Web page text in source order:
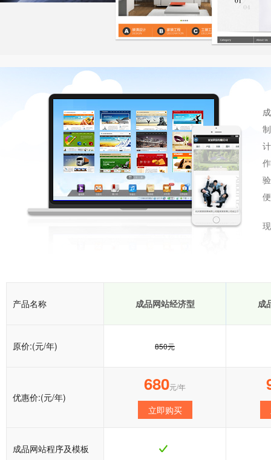
产品名称 成品网站经济型 成
原价:(元/年) 850元
优惠价:(元/年)
680元/年
立即购买
成品网站程序及模板